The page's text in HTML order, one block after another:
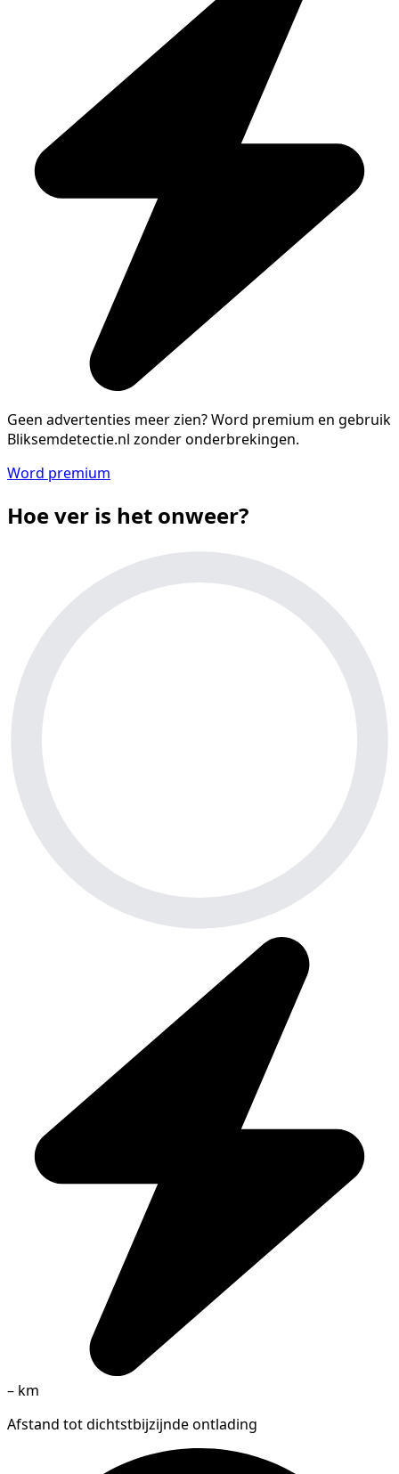
Geen advertenties meer zien?Word premium en gebruik
Bliksemdetectie.nl zonder onderbrekingen.
Word premium
Hoe ver is het onweer?
– km
Afstand tot dichtstbijzijnde ontlading